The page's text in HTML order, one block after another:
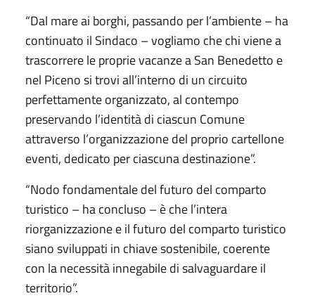
“Dal mare ai borghi, passando per l’ambiente – ha
continuato il Sindaco – vogliamo che chi viene a
trascorrere le proprie vacanze a San Benedetto e
nel Piceno si trovi all’interno di un circuito
perfettamente organizzato, al contempo
preservando l’identità di ciascun Comune
attraverso l’organizzazione del proprio cartellone
eventi, dedicato per ciascuna destinazione”.
“Nodo fondamentale del futuro del comparto
turistico – ha concluso – è che l’intera
riorganizzazione e il futuro del comparto turistico
siano sviluppati in chiave sostenibile, coerente
con la necessità innegabile di salvaguardare il
territorio”.